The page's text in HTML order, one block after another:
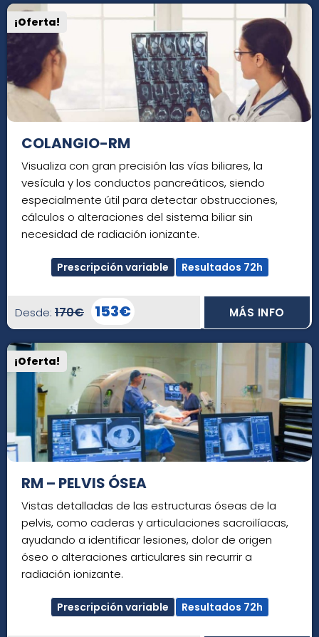
¡Oferta!
COLANGIO-RM
Visualiza con gran precisión las vías biliares, la
vesícula y los conductos pancreáticos, siendo
especialmente útil para detectar obstrucciones,
cálculos o alteraciones del sistema biliar sin
necesidad de radiación ionizante.
Prescripción variable Resultados 72h
Desde: 170€ 153€ MÁS INFO
¡Oferta!
RM – PELVIS ÓSEA
Vistas detalladas de las estructuras óseas de la
pelvis, como caderas y articulaciones sacroilíacas,
ayudando a identificar lesiones, dolor de origen
óseo o alteraciones articulares sin recurrir a
radiación ionizante.
Prescripción variable Resultados 72h